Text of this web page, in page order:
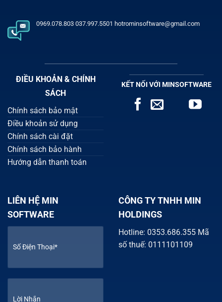
0969.078.803 037.997.5501 hotrominsoftware@gmail.com
ĐIỀU KHOẢN & CHÍNH
SÁCH
Chính sách bảo mật
Điều khoản sử dụng
Chính sách cài đặt
Chính sách bảo hành
Hướng dẫn thanh toán
KẾT NỐI VỚI MINSOFTWARE
LIÊN HỆ MIN
SOFTWARE
CÔNG TY TNHH MIN
HOLDINGS
Hotline: 0353.686.355 Mã
số thuế: 0111101109